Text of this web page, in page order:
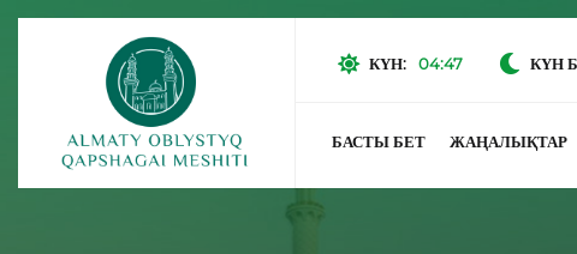
КҮН: 04:47 КҮН
БАСТЫ БЕТ ЖАҢАЛЫҚТАР